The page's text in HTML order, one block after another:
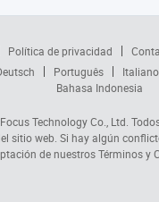
Política de privacidad
Português Italiano
Bahasa Indonesia
Focus Technology Co., Ltd.
web. Si hay algún
de nuestros Términos y